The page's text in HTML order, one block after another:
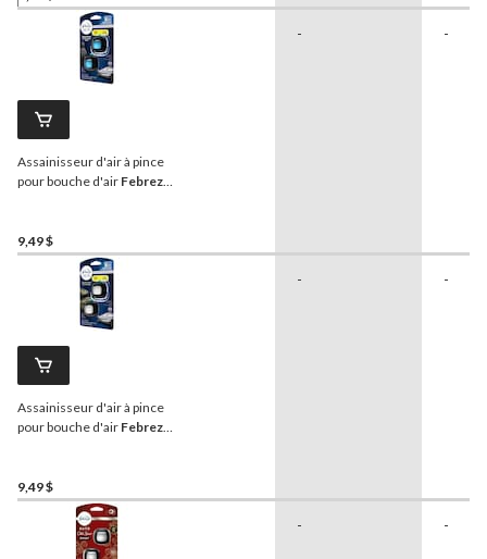
Assainisseur d'air à pince
pour bouche d'air Febreze
9,49 $
- -
Assainisseur d'air à pince
pour bouche d'air Febreze
9,49 $
- -
- -